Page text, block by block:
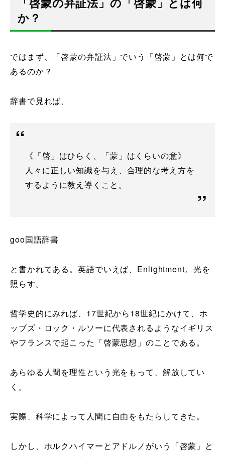
か？
ではまず、「啓蒙の弁証法」でいう「啓蒙」とは何で
あるのか？
辞書で見れば、
《「啓」はひらく、「蒙」はくらいの意》
人々に正しい知識を与え、合理的な考え方を
するように教え導くこと。
goo国語辞書
と書かれてある。英語でいえば、Enlightment。光を
照らす。
哲学史的にみれば、17世紀から18世紀にかけて、ホ
ッブズ・ロック・ルソーに代表されるようなイギリス
やフランスで起こった「啓蒙思想」のことである。
あらゆる人間を理性という光をもって、解放してい
く。
実際、科学によって人間に自由をもたらしてきた。
しかし、ホルクハイマーとアドルノがいう「啓蒙」と